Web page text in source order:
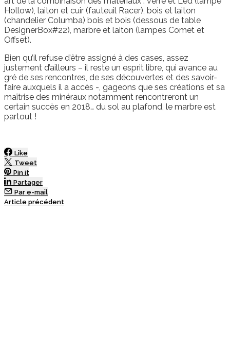
Hollow), laiton et cuir (fauteuil Racer), bois et laiton
(chandelier Columba) bois et bois (dessous de table
DesignerBox#22), marbre et laiton (lampes Comet et
Offset).
Bien qu’il refuse d’être assigné à des cases, assez
justement d’ailleurs – il reste un esprit libre, qui avance au
gré de ses rencontres, de ses découvertes et des savoir-
faire auxquels il a accès -, gageons que ses créations et sa
maîtrise des minéraux notamment rencontreront un
certain succès en 2018… du sol au plafond, le marbre est
partout !
Like
Tweet
Pin it
Partager
Par e-mail
Article précédent